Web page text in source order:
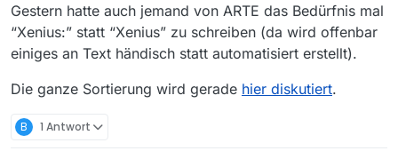
CU
Booker
Gestern hatte auch jemand von ARTE das Bedürfnis mal
“Xenius:” statt “Xenius” zu schreiben (da wird offenbar
einiges an Text händisch statt automatisiert erstellt).
Die ganze Sortierung wird gerade hier diskutiert.
B 1 Antwort